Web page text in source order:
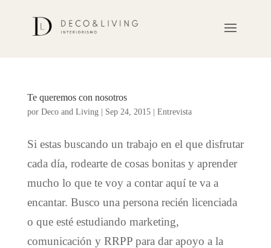
Te queremos con nosotros
por Deco and Living| Sep 24, 2015| Entrevista
Si estas buscando un trabajo en el que disfrutar
cada día, rodearte de cosas bonitas y aprender
mucho lo que te voy a contar aquí te va a
encantar. Busco una persona recién licenciada
o que esté estudiando marketing,
comunicación y RRPP para dar apoyo a la